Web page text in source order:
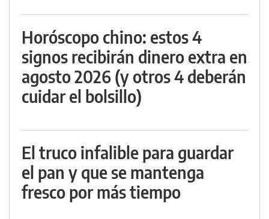
Horóscopo chino: estos 4
signos recibirán dinero extra en
agosto 2026 (y otros 4 deberán
cuidar el bolsillo)
El truco infalible para guardar
el pan y que se mantenga
fresco por más tiempo